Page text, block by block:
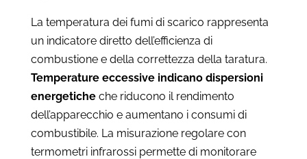
La temperatura dei fumi di scarico rappresenta
un indicatore diretto dell’efficienza di
combustione e della correttezza della taratura.
Temperature eccessive indicano dispersioni
energeticheche riducono il rendimento
dell’apparecchio e aumentano i consumi di
combustibile. La misurazione regolare con
termometri infrarossi permette di monitorare